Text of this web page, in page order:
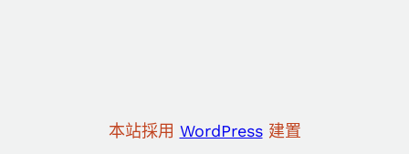
本站採用 WordPress建置